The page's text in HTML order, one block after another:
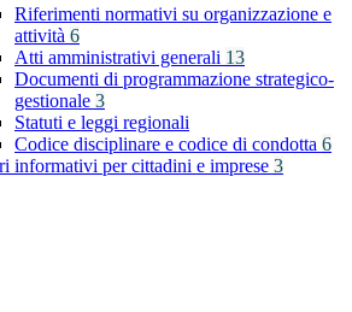
Riferimenti normativi su organizzazione e
attività 6
Atti amministrativi generali 13
Documenti di programmazione strategico-
gestionale 3
Statuti e leggi regionali
Codice disciplinare e codice di condotta 6
informativi per cittadini e imprese 3